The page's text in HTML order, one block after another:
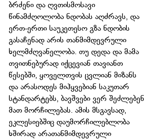
ბრძენი და ღვთისმოსავი
წინამძღოლობა ნდობას აღძრავს, და
ერთ-ერთი საუკეთესო გზა ნდობის
გასაჩენად არის თანმიმდევრული
ხელმძღვანელობა. თუ დედა და მამა
თვითნებურად იქცევიან თავიანთ
წესებში, ყოველთვის ცვლიან მიზანს
და არასოდეს მიჰყვებიან საკუთარ
სტანდარტებს, ბავშვები ვერ შეძლებენ
მათ მორჩილებას. ამის მსგავსად,
ეკლესიებშიც დაუმორჩილებლობა
ხშირად არათანმიმდევრული